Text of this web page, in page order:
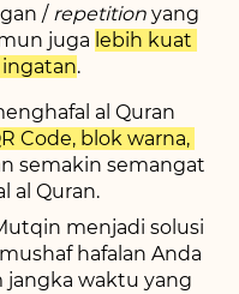
/ repetition yang
juga lebih kuat
.
al Quran
Code, blok warna,
semakin semangat
al Quran.
menjadi solusi
hafalan Anda
jangka waktu yang